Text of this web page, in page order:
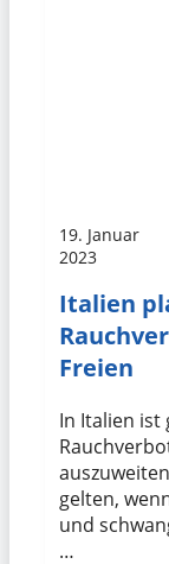
19. Januar
2023
Italien
Freien
In Italien ist
gelten,
und
…